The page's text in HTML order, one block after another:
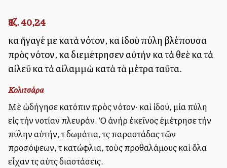
Ἰεζ. 40,24
καὶ ἤγαγέ με κατὰ νότον, καὶ ἰδοὺ πύλη βλέπουσα
πρὸς νότον, καὶ διεμέτρησεν αὐτὴν καὶ τὰ θεὲ καὶ τὰ
αἰλεῦ καὶ τὰ αἰλαμμὼ κατὰ τὰ μέτρα ταῦτα.
Κολιτσάρα
Μὲ ὡδήγησε κατόπιν πρὸς νότον· καὶ ἰδού, μία πύλη
εἰς τὴν νοτίαν πλευράν. Ὁ ἀνὴρ ἐκεῖνος ἐμέτρησε τὴν
πύλην αὐτήν, τὰ δωμάτια, τὰς παραστάδας τῶν
προσόψεων, τὰ κατώφλια, τοὺς προθαλάμους καὶ ὅλα
εἶχαν τὰς αὐτὰς διαστάσεις.